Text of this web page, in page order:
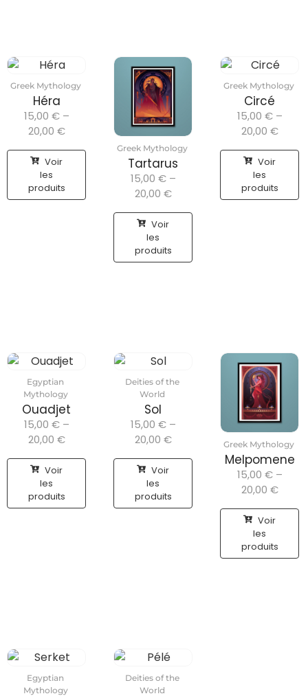
Greek Mythology
Héra
15,00 € –
20,00 €
Voir
les
produits
Greek Mythology
Tartarus
15,00 € –
20,00 €
Voir
les
produits
Greek Mythology
Circé
15,00 € –
20,00 €
Voir
les
produits
Egyptian
Mythology
Ouadjet
15,00 € –
20,00 €
Voir
les
produits
Deities of the
World
Sol
15,00 € –
20,00 €
Voir
les
produits
Greek Mythology
Melpomene
15,00 € –
20,00 €
Voir
les
produits
Egyptian
Mythology
Deities of the
World